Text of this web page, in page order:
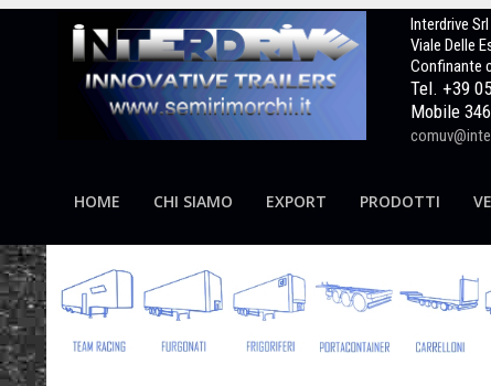
Interdrive Srl
Viale Delle
Confinante
Tel. +39
Mobile
HOME CHI SIAMO EXPORT PRODOTTI